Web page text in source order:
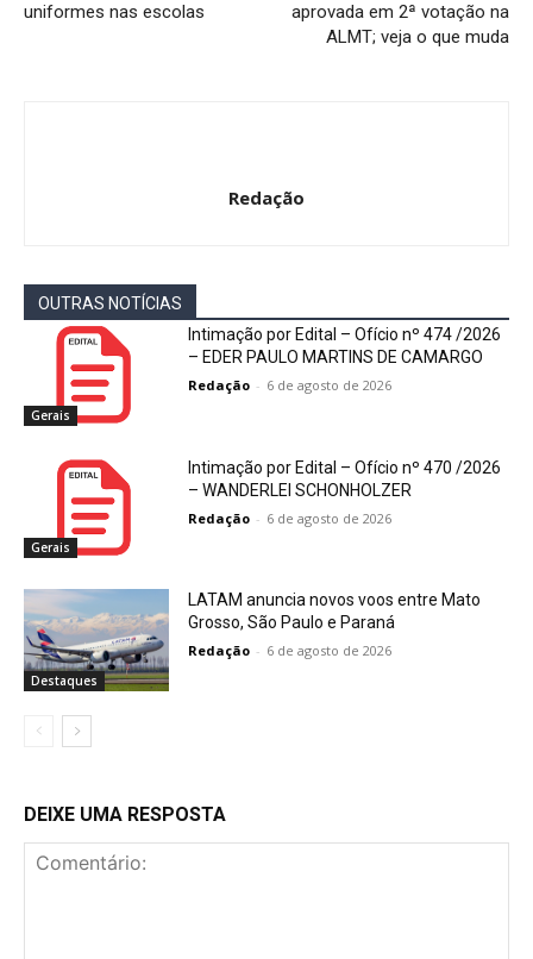
uniformes nas escolas
aprovada em 2ª votação na
ALMT; veja o que muda
Redação
OUTRAS NOTÍCIAS
Gerais
Intimação por Edital – Ofício nº 474 /2026
– EDER PAULO MARTINS DE CAMARGO
Redação - 6 de agosto de 2026
Gerais
Intimação por Edital – Ofício nº 470 /2026
– WANDERLEI SCHONHOLZER
Redação - 6 de agosto de 2026
Destaques
LATAM anuncia novos voos entre Mato
Grosso, São Paulo e Paraná
Redação - 6 de agosto de 2026
DEIXE UMA RESPOSTA